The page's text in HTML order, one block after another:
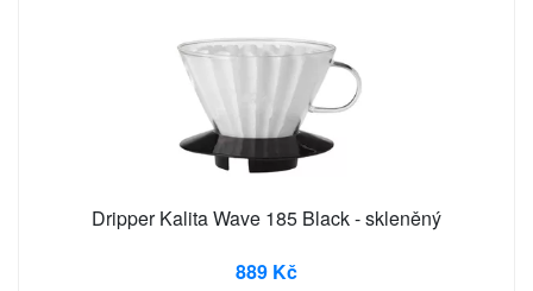
Dripper Kalita Wave 185 Black - skleněný
889 Kč